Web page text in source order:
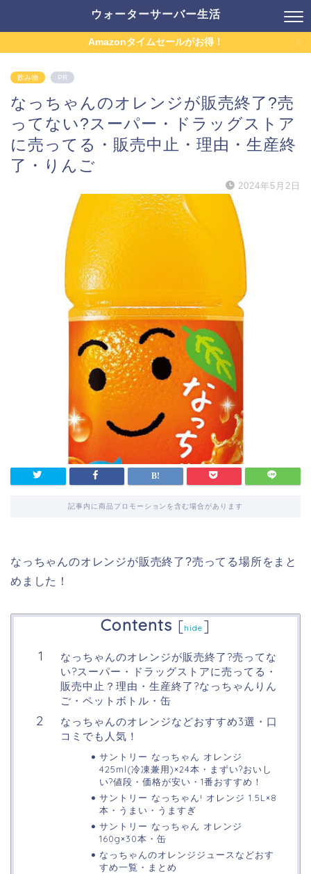
ウォーターサーバー生活
Amazonタイムセールがお得！
飲み物 PR
なっちゃんのオレンジが販売終了?売
ってない?スーパー・ドラッグストア
に売ってる・販売中止・理由・生産終
了・りんご
2024年5月2日
記事内に商品プロモーションを含む場合があります
なっちゃんのオレンジが販売終了?売ってる場所をまと
めました！
Contents [hide ]
なっちゃんのオレンジが販売終了?売ってな
い?スーパー・ドラッグストアに売ってる・
販売中止？理由・生産終了?なっちゃんりん
ご・ペットボトル・缶
なっちゃんのオレンジなどおすすめ3選・口
コミでも人気！
サントリー なっちゃん オレンジ
425ml(冷凍兼用)×24本・まずい?おいし
い?値段・価格が安い・1番おすすめ！
サントリー なっちゃん! オレンジ 1.5L×8
本・うまい・うますぎ
サントリー なっちゃん オレンジ
160g×30本・缶
なっちゃんのオレンジジュースなどおす
すめ一覧・まとめ